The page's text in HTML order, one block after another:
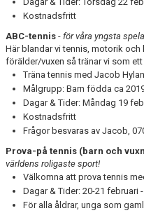
Kostnadsfritt
ABC-tennis - för våra yngsta
Här blandar vi tennis, motorik och
förälder/vuxen så tränar vi som
Träna tennis med Jacob
Målgrupp: Barn födda ca
Dagar & Tider: Måndag 19
Kostnadsfritt
Frågor besvaras av Jacob,
Prova-på tennis (barn och
världens roligaste sport!
Välkomna att prova tennis
Dagar & Tider: 20-21 februari
För alla åldrar, unga som